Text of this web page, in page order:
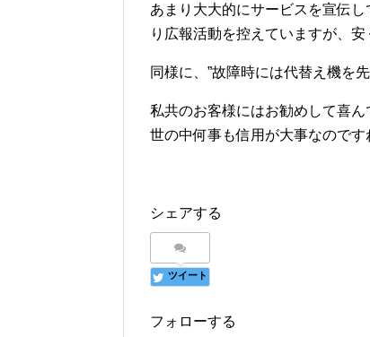
あまり大大的にサービスを宣伝
り広報活動を控えていますが、安
同様に、”故障時には代替え機を
私共のお客様にはお勧めして喜
世の中何事も信用が大事なのです
シェアする
ツイート
フォローする